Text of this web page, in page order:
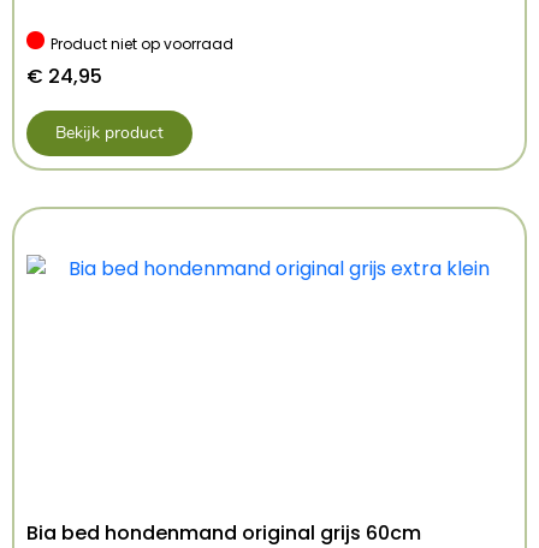
Kleur: Roze
Product niet op voorraad
€ 24,95
Bekijk product
Bia bed hondenmand original grijs 60cm